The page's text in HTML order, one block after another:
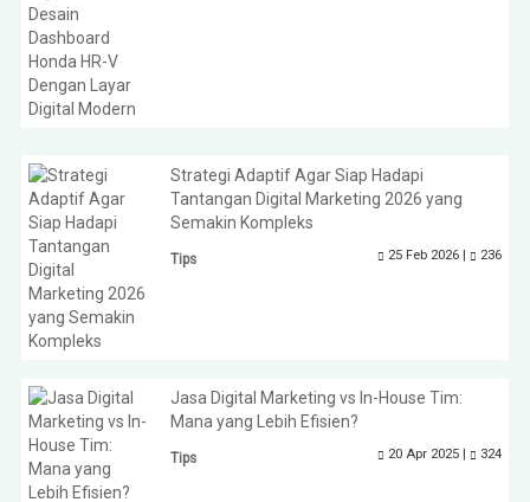
Strategi Adaptif Agar Siap Hadapi
Tantangan Digital Marketing 2026 yang
Semakin Kompleks
Tips 25 Feb 2026 | 236
Jasa Digital Marketing vs In-House Tim:
Mana yang Lebih Efisien?
Tips 20 Apr 2025 | 324